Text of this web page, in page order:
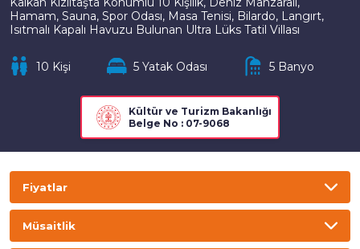
Hamam, Sauna, Spor Odası, Masa Tenisi, Bilardo, Langırt,
Isıtmalı Kapalı Havuzu Bulunan Ultra Lüks Tatil Villası
10 Kişi 5 Yatak Odası 5 Banyo
Kültür ve Turizm Bakanlığı
Belge No : 07-9068
Fiyatlar
Müsaitlik